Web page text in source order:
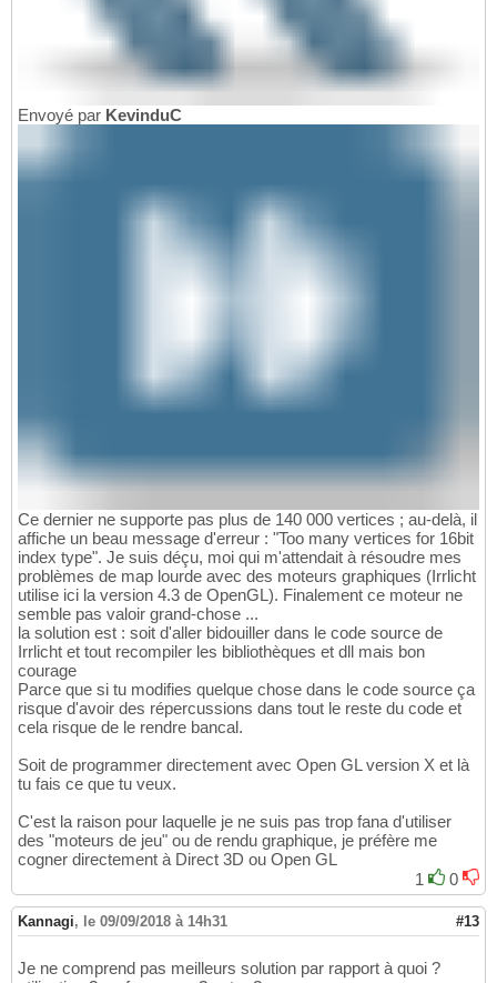
Envoyé par KevinduC
Ce dernier ne supporte pas plus de 140 000 vertices ; au-delà, il
affiche un beau message d'erreur : "Too many vertices for 16bit
index type". Je suis déçu, moi qui m'attendait à résoudre mes
problèmes de map lourde avec des moteurs graphiques (Irrlicht
utilise ici la version 4.3 de OpenGL). Finalement ce moteur ne
semble pas valoir grand-chose ...
la solution est : soit d'aller bidouiller dans le code source de
Irrlicht et tout recompiler les bibliothèques et dll mais bon
courage
Parce que si tu modifies quelque chose dans le code source ça
risque d'avoir des répercussions dans tout le reste du code et
cela risque de le rendre bancal.
Soit de programmer directement avec Open GL version X et là
tu fais ce que tu veux.
C'est la raison pour laquelle je ne suis pas trop fana d'utiliser
des "moteurs de jeu" ou de rendu graphique, je préfère me
cogner directement à Direct 3D ou Open GL
1
0
Kannagi, le 09/09/2018 à 14h31 #13
Je ne comprend pas meilleurs solution par rapport à quoi ?